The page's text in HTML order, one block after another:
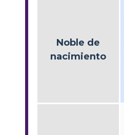
Noble de
nacimiento